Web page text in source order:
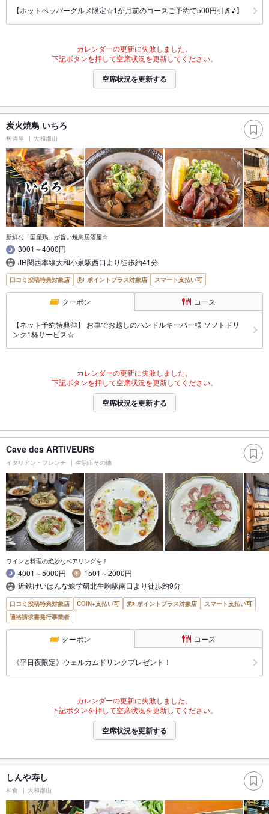
【ホットペッパーグルメ限定☆1か月前のコースご予約で500円引き♪】
カレンダーの更新に失敗しました。
下記ボタンを押して空席状況を更新してください。
空席状況を更新する
炭火焼鳥 いちろ
居酒屋 大和郡山
新鮮な「国産鶏」が旨い焼鳥居酒屋☆
3001～4000円
JR関西本線大和小泉駅西口より徒歩約41分
口コミ投稿特典対象店 ポイントプラス対象店 スマート支払い可
クーポン コース
【ネット予約特典◎】 お車でお越しのハンドルキーパー様 ソフトドリ
ンク1杯サービス☆
カレンダーの更新に失敗しました。
下記ボタンを押して空席状況を更新してください。
空席状況を更新する
Cave des ARTIVEURS
イタリアン・フレンチ 生駒市その他
ワインと料理の絶妙なペアリングを！
4001～5000円
1501～2000円
近鉄けいはんな線学研北生駒駅南口より徒歩約9分
口コミ投稿特典対象店 COIN+支払い可 ポイントプラス対象店
スマート支払い可
適格請求書発行事業者
クーポン コース
《平日夜限定》ウェルカムドリンクプレゼント！
カレンダーの更新に失敗しました。
下記ボタンを押して空席状況を更新してください。
空席状況を更新する
しんや寿し
和食 大和郡山